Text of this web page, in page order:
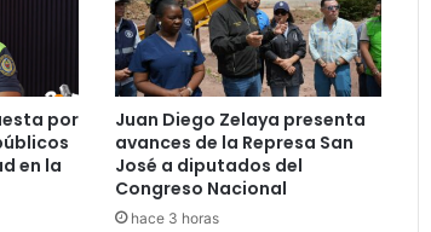
por
en la
Juan Diego Zelaya presenta
avances de la Represa San
José a diputados del
Congreso Nacional
hace 3 horas